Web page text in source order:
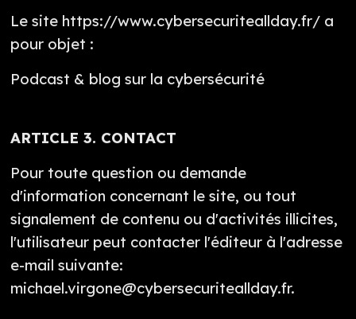
Le site https://www.cybersecuriteallday.fr/ a
pour objet :
Podcast & blog sur la cybersécurité
ARTICLE 3. CONTACT
Pour toute question ou demande
d'information concernant le site, ou tout
signalement de contenu ou d'activités illicites,
l'utilisateur peut contacter l'éditeur à l'adresse
e-mail suivante:
michael.virgone@cybersecuriteallday.fr.